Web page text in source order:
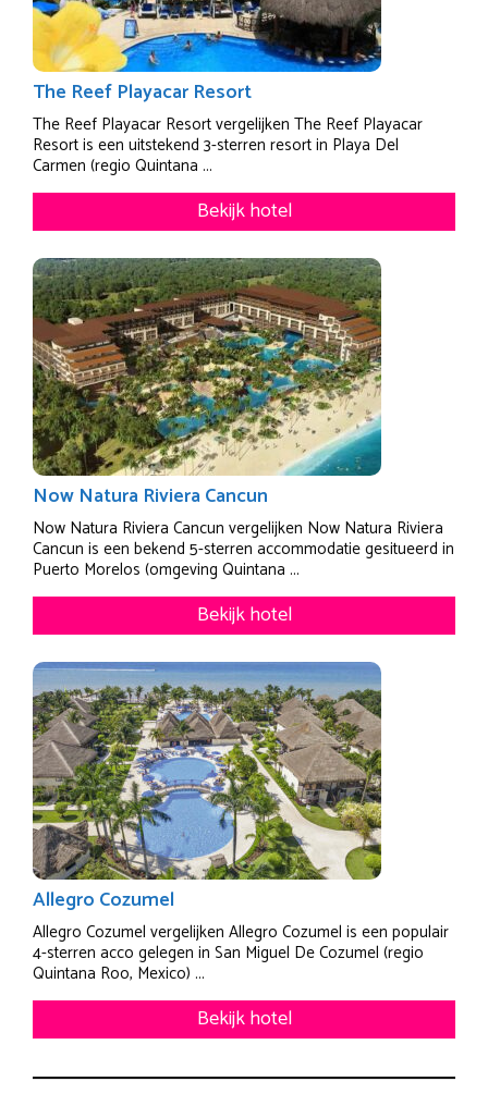
The Reef Playacar Resort
The Reef Playacar Resort vergelijken The Reef Playacar
Resort is een uitstekend 3-sterren resort in Playa Del
Carmen (regio Quintana ...
Bekijk hotel
Now Natura Riviera Cancun
Now Natura Riviera Cancun vergelijken Now Natura Riviera
Cancun is een bekend 5-sterren accommodatie gesitueerd in
Puerto Morelos (omgeving Quintana ...
Bekijk hotel
Allegro Cozumel
Allegro Cozumel vergelijken Allegro Cozumel is een populair
4-sterren acco gelegen in San Miguel De Cozumel (regio
Quintana Roo, Mexico) ...
Bekijk hotel